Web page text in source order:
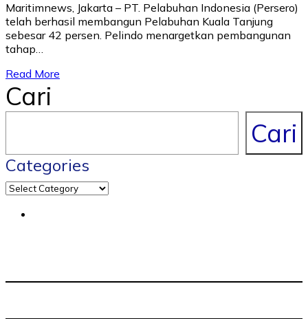
Maritimnews, Jakarta – PT. Pelabuhan Indonesia (Persero)
telah berhasil membangun Pelabuhan Kuala Tanjung
sebesar 42 persen. Pelindo menargetkan pembangunan
tahap…
Read More
Cari
Cari
Categories